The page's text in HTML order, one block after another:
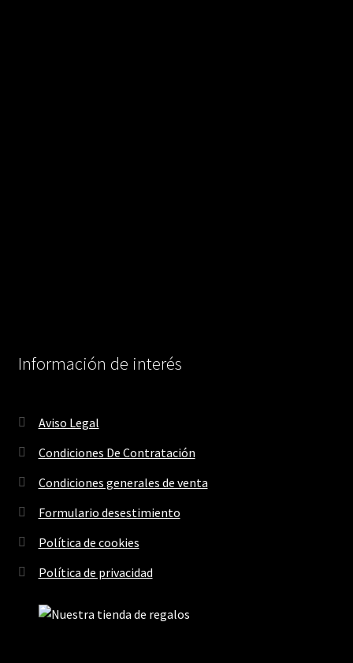
Información de interés
Aviso Legal
Condiciones De Contratación
Condiciones generales de venta
Formulario desestimiento
Política de cookies
Política de privacidad